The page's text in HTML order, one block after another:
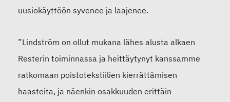
uusiokäyttöön syvenee ja laajenee.
”Lindström on ollut mukana lähes alusta alkaen
Resterin toiminnassa ja heittäytynyt kanssamme
ratkomaan poistotekstiilien kierrättämisen
haasteita, ja näenkin osakkuuden erittäin